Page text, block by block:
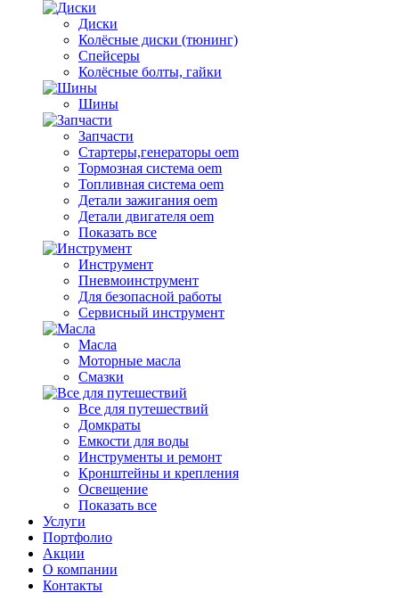
Диски
Колёсные диски (тюнинг)
Спейсеры
Колёсные болты, гайки
Шины
Запчасти
Стартеры,генераторы oem
Тормозная система oem
Топливная система oem
Детали зажигания oem
Детали двигателя oem
Показать все
Инструмент
Пневмоинструмент
Для безопасной работы
Сервисный инструмент
Масла
Моторные масла
Смазки
Все для путешествий
Домкраты
Емкости для воды
Инструменты и ремонт
Кронштейны и крепления
Освещение
Показать все
Услуги
Портфолио
Акции
О компании
Контакты